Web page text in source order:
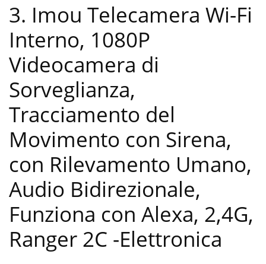
3. Imou Telecamera Wi-Fi
Interno, 1080P
Videocamera di
Sorveglianza,
Tracciamento del
Movimento con Sirena,
con Rilevamento Umano,
Audio Bidirezionale,
Funziona con Alexa, 2,4G,
Ranger 2C -Elettronica